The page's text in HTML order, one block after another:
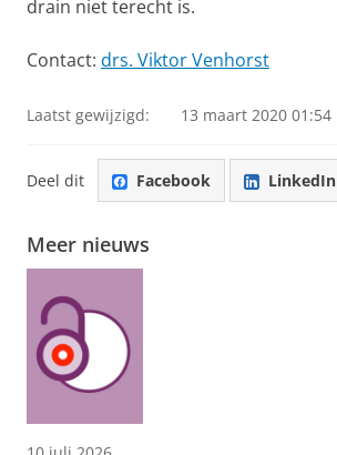
drain niet terecht is.
Contact: drs. Viktor Venhorst
Laatst gewijzigd: 13 maart 2020 01:54
Deel dit Facebook LinkedIn
Meer nieuws